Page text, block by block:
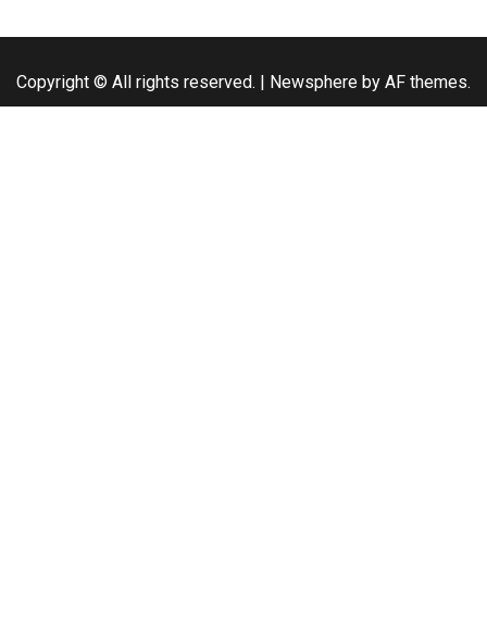
Copyright © All rights reserved. Newsphere by AF themes.